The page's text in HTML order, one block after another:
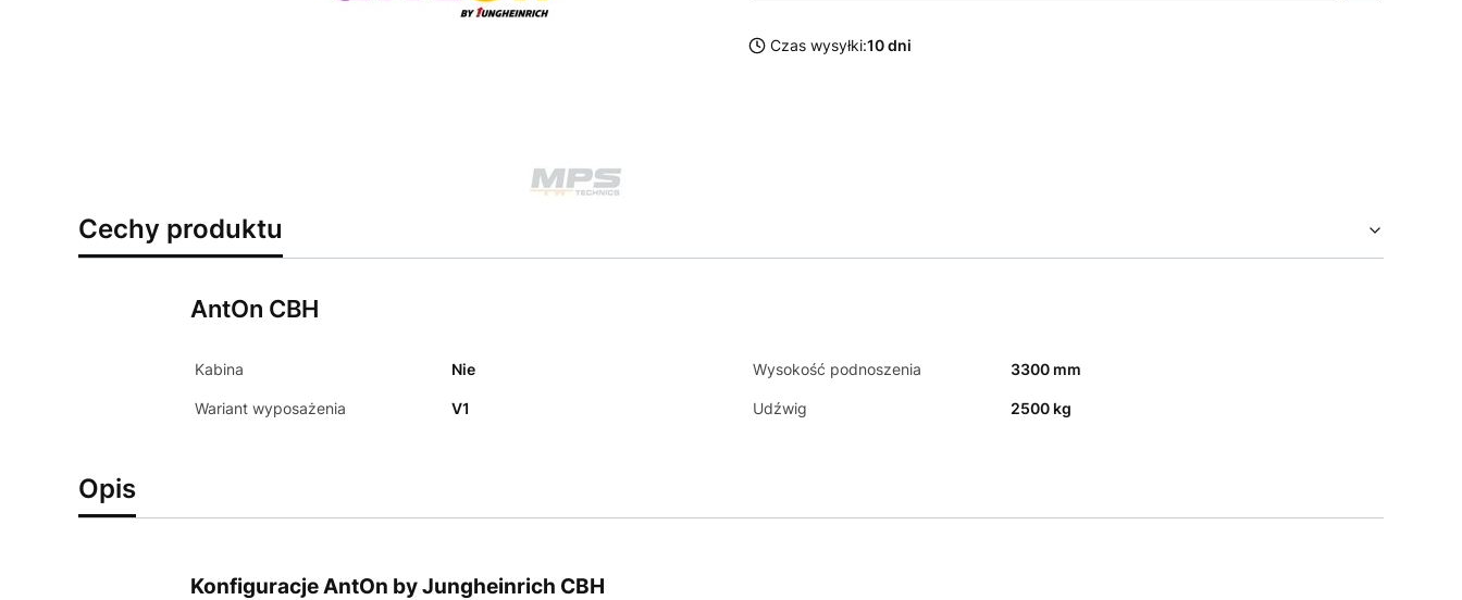
Czas wysyłki:10 dni
Cechy produktu
AntOn CBH
Kabina Nie Wysokość podnoszenia 3300 mm
Wariant wyposażenia V1 Udźwig 2500 kg
Opis
Konfiguracje AntOn by Jungheinrich CBH